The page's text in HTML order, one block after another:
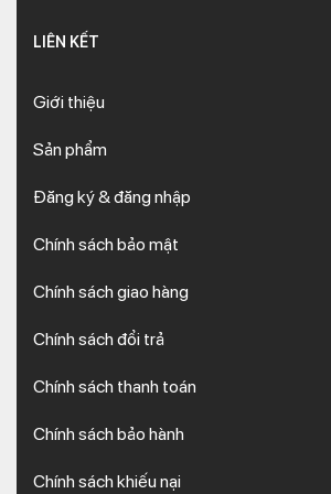
LIÊN KẾT
Giới thiệu
Sản phẩm
Đăng ký & đăng nhập
Chính sách bảo mật
Chính sách giao hàng
Chính sách đổi trả
Chính sách thanh toán
Chính sách bảo hành
Chính sách khiếu nại